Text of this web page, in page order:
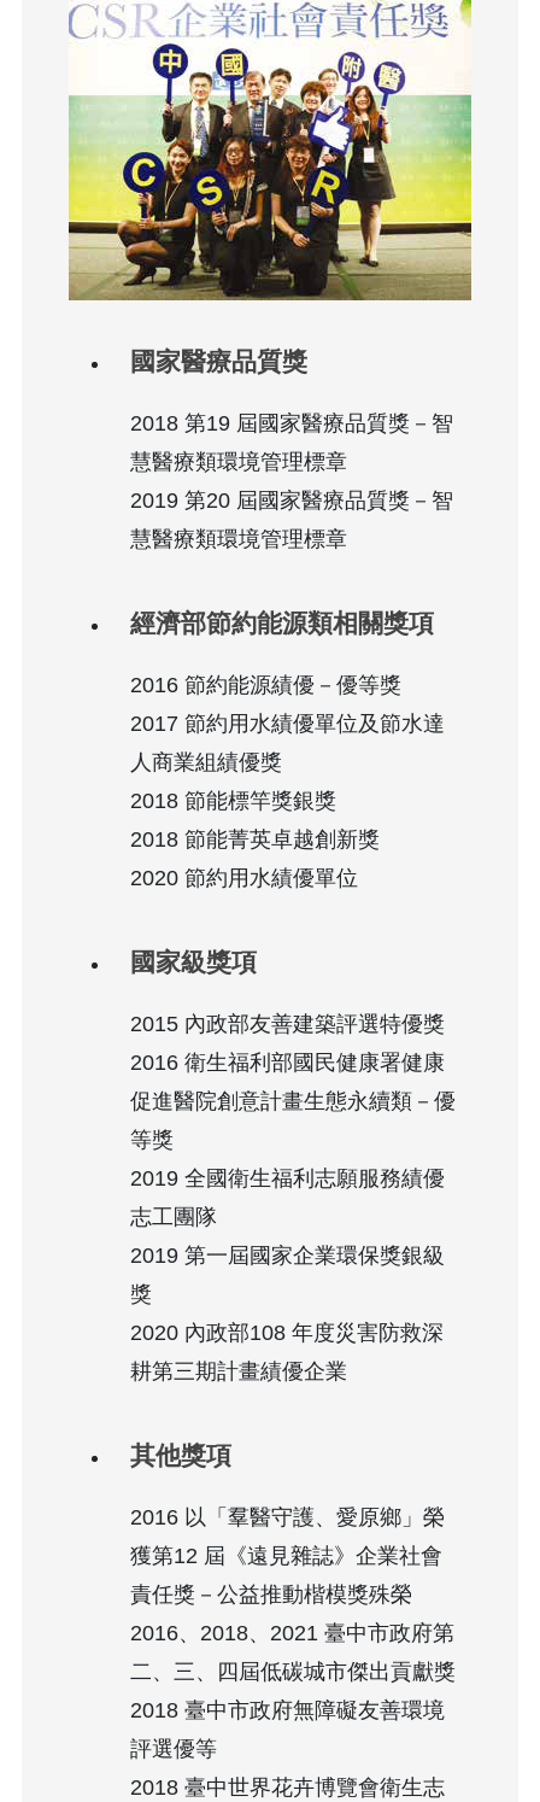
國家醫療品質獎
2018 第19 屆國家醫療品質獎－智
慧醫療類環境管理標章
2019 第20 屆國家醫療品質獎－智
慧醫療類環境管理標章
經濟部節約能源類相關獎項
2016 節約能源績優－優等獎
2017 節約用水績優單位及節水達
人商業組績優獎
2018 節能標竿獎銀獎
2018 節能菁英卓越創新獎
2020 節約用水績優單位
國家級獎項
2015 內政部友善建築評選特優獎
2016 衛生福利部國民健康署健康
促進醫院創意計畫生態永續類－優
等獎
2019 全國衛生福利志願服務績優
志工團隊
2019 第一屆國家企業環保獎銀級
獎
2020 內政部108 年度災害防救深
耕第三期計畫績優企業
其他獎項
2016 以「羣醫守護、愛原鄉」榮
獲第12 屆《遠見雜誌》企業社會
責任獎－公益推動楷模獎殊榮
2016、2018、2021 臺中市政府第
二、三、四屆低碳城市傑出貢獻獎
2018 臺中市政府無障礙友善環境
評選優等
2018 臺中世界花卉博覽會衛生志